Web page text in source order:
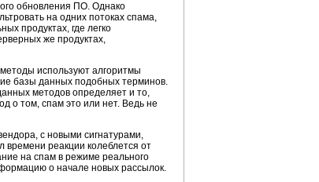
обновления ПО. Однако
на одних потоках спама,
продуктах, где легко
же продуктах,
используют алгоритмы
базы данных подобных терминов.
методов определяет и то,
о том, спам это или нет. Ведь не
с новыми сигнатурами,
реакции колеблется от
на спам в режиме реального
о начале новых рассылок.